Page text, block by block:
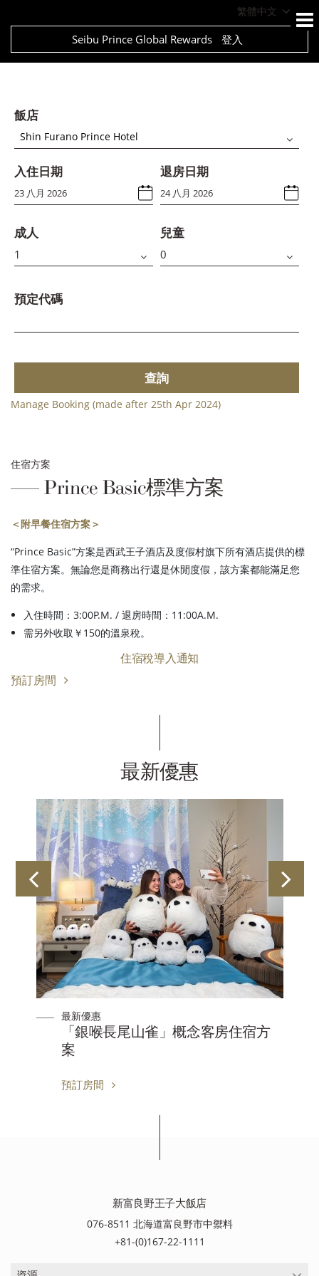
繁體中文
Seibu Prince Global Rewards 登入
飯店
Shin Furano Prince Hotel
入住日期 退房日期
成人 兒童
預定代碼
查詢
Manage Booking (made after 25th Apr 2024)
住宿方案
Prince Basic標準方案
＜附早餐住宿方案＞
“Prince Basic”方案是西武王子酒店及度假村旗下所有酒店提供的標
準住宿方案。無論您是商務出行還是休閒度假，該方案都能滿足您
的需求。
入住時間：3:00P.M. / 退房時間：11:00A.M.
需另外收取￥150的溫泉稅。
住宿稅導入通知
預訂房間
最新優惠
最新優惠
「銀喉長尾山雀」概念客房住宿方
案
預訂房間
新富良野王子大飯店
076-8511 北海道富良野市中禦料
+81-(0)167-22-1111